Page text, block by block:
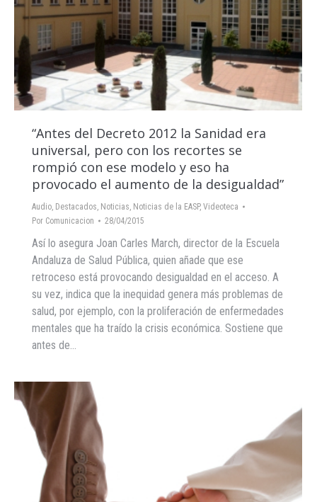
“Antes del Decreto 2012 la Sanidad era
universal, pero con los recortes se
rompió con ese modelo y eso ha
provocado el aumento de la desigualdad”
Audio, Destacados, Noticias, Noticias de la EASP, Videoteca
Por Comunicacion 28/04/2015
Así lo asegura Joan Carles March, director de la Escuela
Andaluza de Salud Pública, quien añade que ese
retroceso está provocando desigualdad en el acceso. A
su vez, indica que la inequidad genera más problemas de
salud, por ejemplo, con la proliferación de enfermedades
mentales que ha traído la crisis económica. Sostiene que
antes de…